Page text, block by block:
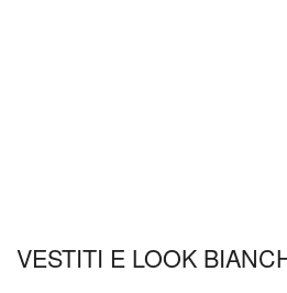
VESTITI E LOOK